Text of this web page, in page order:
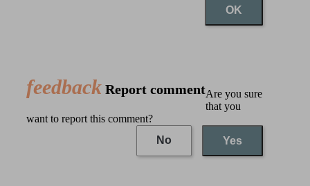
OK
feedback Report commentAre you sure
that you
want to report this comment?
No
Yes